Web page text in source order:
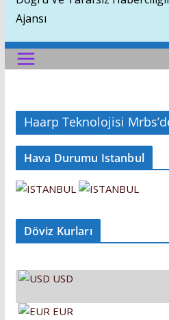
Ajansı
Haarp Teknolojisi
Hava Durumu Istanbul
Döviz Kurları
USD
EUR